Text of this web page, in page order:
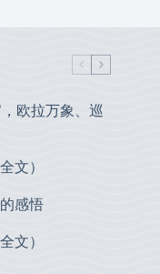
欧拉万象、巡
文）
感悟
文）